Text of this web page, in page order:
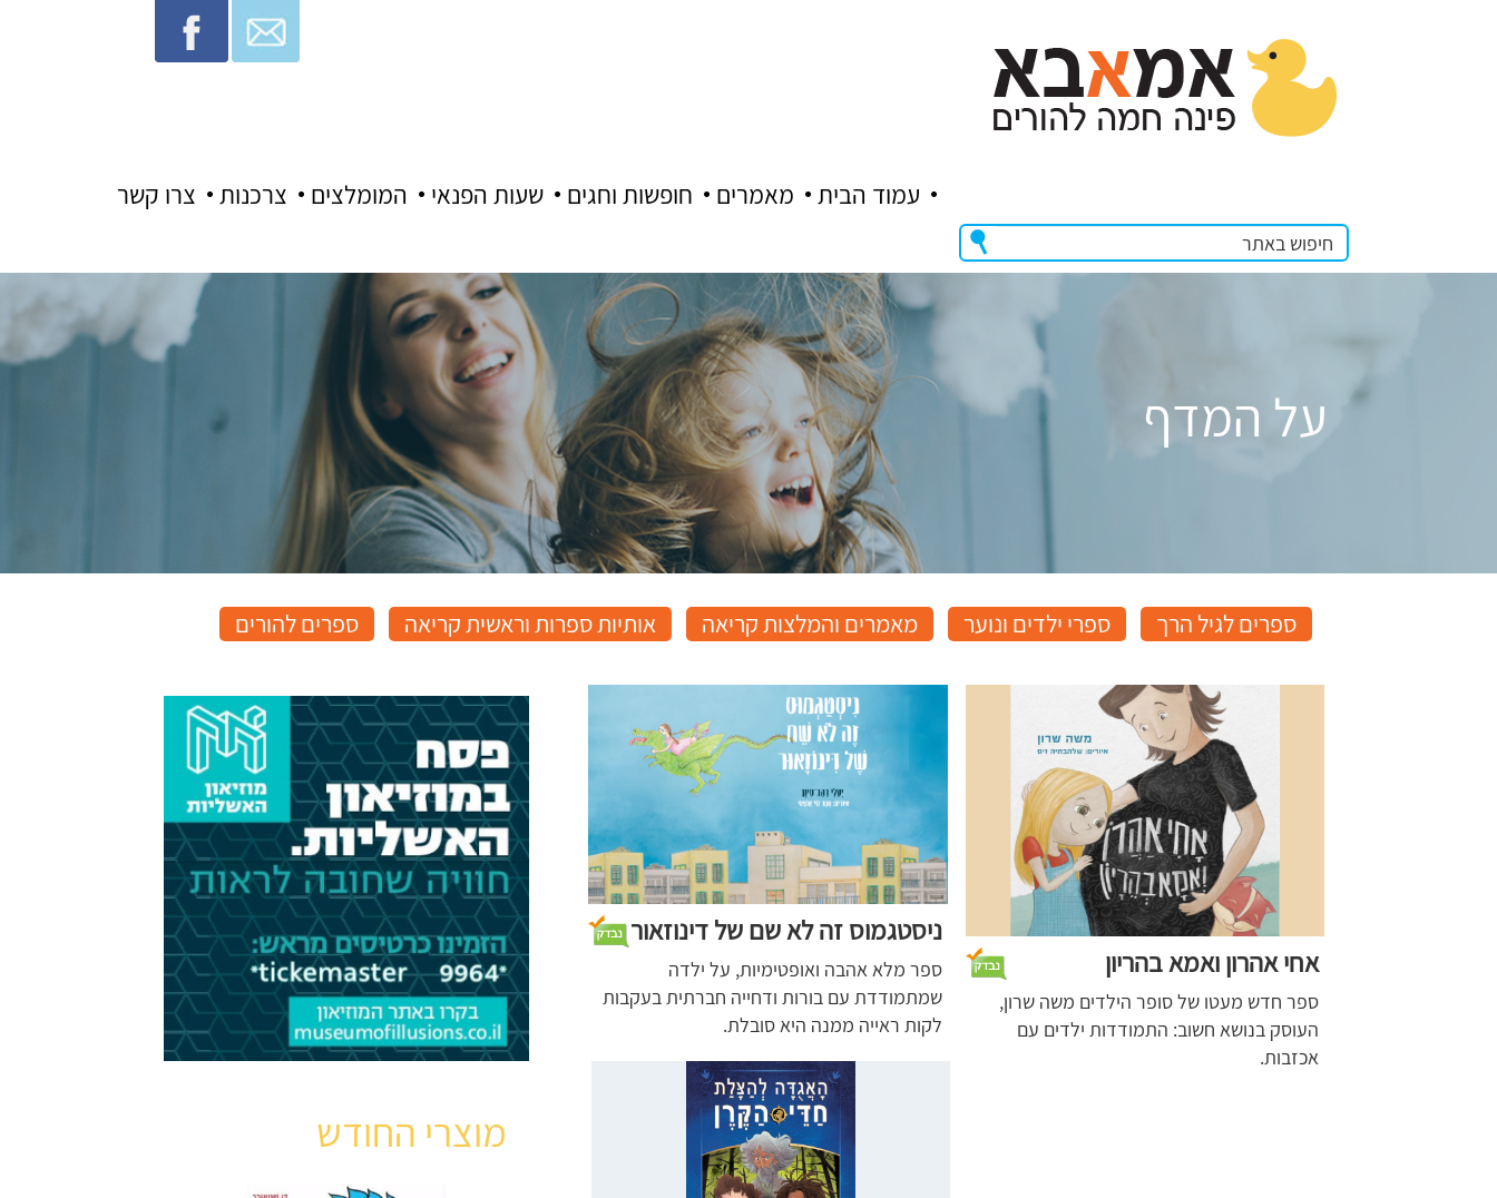
צרו קשר צרכנות המומלצים שעות הפנאי חופשות וחגים מאמרים עמוד הבית
על המדף
ספרים לגיל הרך ספרי ילדים ונוער מאמרים והמלצות קריאה אותיות ספרות וראשית קריאה ספרים להורים
אחי אהרון ואמא בהריון
ספר חדש מעטו של סופר הילדים משה שרון,
העוסק בנושא חשוב: התמודדות ילדים עם
אכזבות.
ניסטגמוס זה לא שם של דינוזאור
ספר מלא אהבה ואופטימיות, על ילדה
שמתמודדת עם בורות ודחייה חברתית בעקבות
לקות ראייה ממנה היא סובלת.
מוצרי החודש